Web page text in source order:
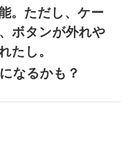
。ただし、ケー
ボタンが外れや
たし。
になるかも？